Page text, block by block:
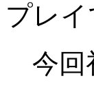
プレ
今回